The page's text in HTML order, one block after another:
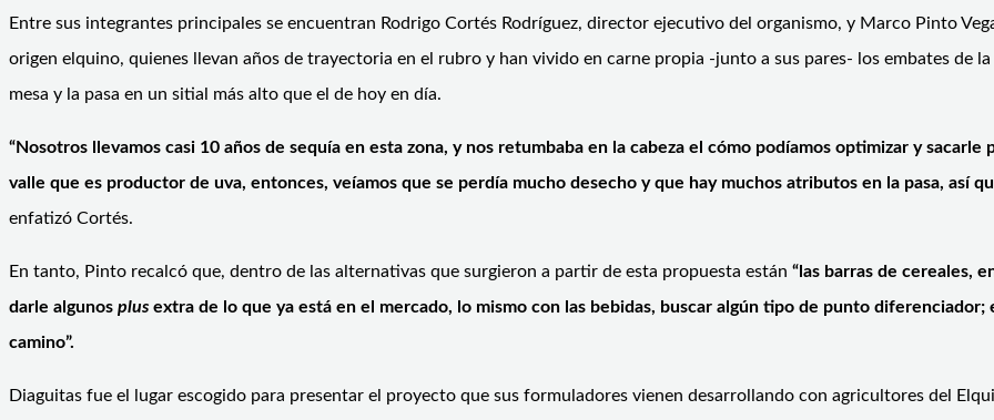
Entre sus integrantes principales se encuentran Rodrigo Cortés Rodríguez, director ejecutivo del organismo, y Marco Pinto
origen elquino, quienes llevan años de trayectoria en el rubro y han vivido en carne propia -junto a sus pares- los embates de
mesa y la pasa en un sitial más alto que el de hoy en día.
“Nosotros llevamos casi 10 años de sequía en esta zona, y nos retumbaba en la cabeza el cómo podíamos optimizar y
valle que es productor de uva, entonces, veíamos que se perdía mucho desecho y que hay muchos atributos en la pasa, así
enfatizó Cortés.
En tanto, Pinto recalcó que, dentro de las alternativas que surgieron a partir de esta propuesta están “las barras de cereales,
darle algunos plus extra de lo que ya está en el mercado, lo mismo con las bebidas, buscar algún tipo de punto
camino”.
Diaguitas fue el lugar escogido para presentar el proyecto que sus formuladores vienen desarrollando con agricultores del